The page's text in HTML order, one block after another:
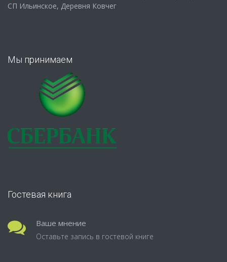
СП Ильинское, Деревня Ковчег
Мы принимаем
Гостевая книга
Ваше мнение
Оставьте запись в гостевой книге